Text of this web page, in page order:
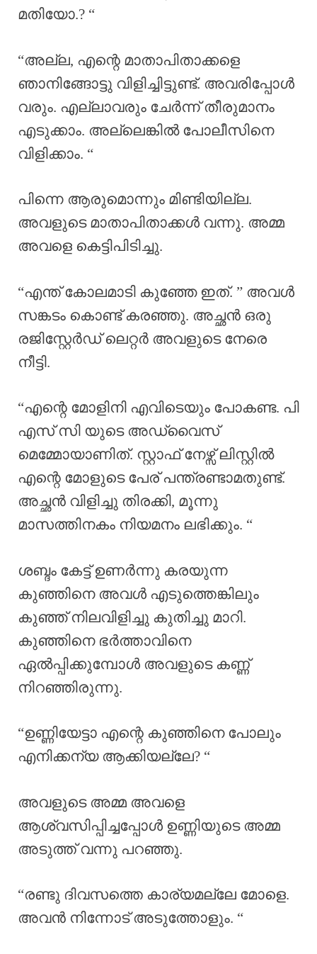
മതിയോ.? “
“അല്ല, എന്റെ മാതാപിതാക്കളെ
ഞാനിങ്ങോട്ടു വിളിച്ചിട്ടുണ്ട്. അവരിപ്പോൾ
വരും. എല്ലാവരും ചേർന്ന് തീരുമാനം
എടുക്കാം. അല്ലെങ്കിൽ പോലീസിനെ
വിളിക്കാം. “
പിന്നെ ആരുമൊന്നും മിണ്ടിയില്ല.
അവളുടെ മാതാപിതാക്കൾ വന്നു. അമ്മ
അവളെ കെട്ടിപിടിച്ചു.
“എന്ത് കോലമാടി കുഞ്ഞേ ഇത്. ” അവൾ
സങ്കടം കൊണ്ട് കരഞ്ഞു. അച്ഛൻ ഒരു
രജിസ്റ്റേർഡ് ലെറ്റർ അവളുടെ നേരെ
നീട്ടി.
“എന്റെ മോളിനി എവിടെയും പോകണ്ട. പി
എസ് സി യുടെ അഡ്വൈസ്
മെമ്മോയാണിത്. സ്റ്റാഫ് നേഴ്സ് ലിസ്റ്റിൽ
എന്റെ മോളുടെ പേര് പന്ത്രണ്ടാമതുണ്ട്.
അച്ഛൻ വിളിച്ചു തിരക്കി, മൂന്നു
മാസത്തിനകം നിയമനം ലഭിക്കും. “
ശബ്ദം കേട്ട് ഉണർന്നു കരയുന്ന
കുഞ്ഞിനെ അവൾ എടുത്തെങ്കിലും
കുഞ്ഞ് നിലവിളിച്ചു കുതിച്ചു മാറി.
കുഞ്ഞിനെ ഭർത്താവിനെ
ഏൽപ്പിക്കുമ്പോൾ അവളുടെ കണ്ണ്
നിറഞ്ഞിരുന്നു.
“ഉണ്ണിയേട്ടാ എന്റെ കുഞ്ഞിനെ പോലും
എനിക്കന്യ ആക്കിയല്ലേ? “
അവളുടെ അമ്മ അവളെ
ആശ്വസിപ്പിച്ചപ്പോൾ ഉണ്ണിയുടെ അമ്മ
അടുത്ത് വന്നു പറഞ്ഞു.
“രണ്ടു ദിവസത്തെ കാര്യമല്ലേ മോളെ.
അവൻ നിന്നോട് അടുത്തോളും. “